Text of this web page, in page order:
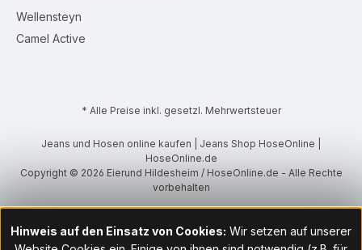
Wellensteyn
Camel Active
* Alle Preise inkl. gesetzl. Mehrwertsteuer
Jeans und Hosen online kaufen | Jeans Shop HoseOnline |
HoseOnline.de
Copyright © 2026 Eierund Hildesheim / HoseOnline.de - Alle Rechte
vorbehalten
Hinweis auf den Einsatz von Cookies: Wir setzen auf unserer